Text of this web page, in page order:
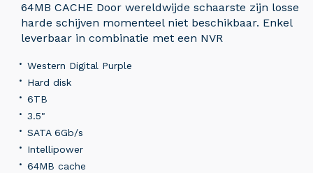
64MB CACHE Door wereldwijde schaarste zijn losse
harde schijven momenteel niet beschikbaar. Enkel
leverbaar in combinatie met een NVR
Western Digital Purple
Hard disk
6TB
3.5"
SATA 6Gb/s
Intellipower
64MB cache